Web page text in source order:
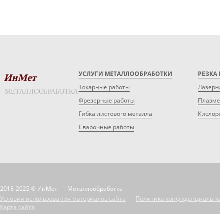
ИнМет
МЕТАЛЛООБРАБОТКА
УСЛУГИ МЕТАЛЛООБРАБОТКИ
Токарные работы
Фрезерные работы
Гибка листового металла
Сварочные работы
РЕЗКА
2018-2025 © ИнМет
Металлообработка
Условия использования материалов сайта
Политика
Карта сайта